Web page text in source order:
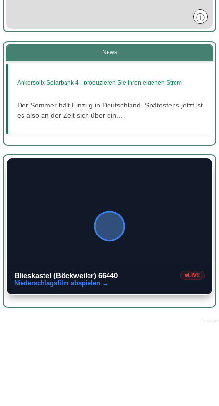
ⓘ
News
Ankersolix Solarbank 4 - produzieren Sie Ihren eigenen Strom
Der Sommer hält Einzug in Deutschland. Spätestens jetzt ist
es also an der Zeit sich über ein...
Blieskastel (Böckweiler) 66440 LIVE
Niederschlagsfilm abspielen →